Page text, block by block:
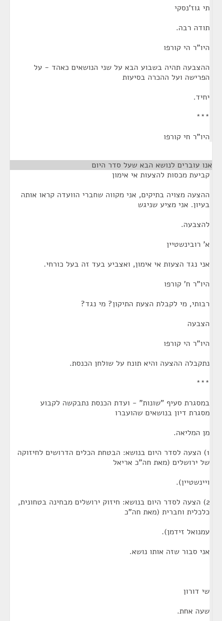
תי גוז'נסקי
תודה רבה.
היו"ר הי קורפו
ההצבעה תהיה בשבוע הבא על שני הנושאים כאהד - על
הפרישה ועל ההכרה בסיעות
יחיד.
***
היו"ר חי קורפו
אנו עוברים לנושא הבא שעל סדר היום
קביעת מכסות להצעות אי אימון
ההצעה מצויה בתיקים, אני מקווה שחברי הוועדה קראו אותה
בעיון. אני מציע שניגש
להצבעה.
א' רובינשטיין
אני נגד הצעות אי אימון, ואצביע בעד זה בעל כורחי.
היו"ר ח' קורפו
רבותי, מי לקבלת הצעת התיקון? מי נגד?
הצבעה
היו"ר הי קורפו
נתקבלה ההצעה והיא תונח על שולחן הכנסת.
***
במסגרת סעיף "שונות" - ועדת הכנסת נתבקשה לקבוע
מסגרת דיון בנושאים שהועברו
מן המליאה.
1) הצעה לסדר היום בנושא: הבטחת הכלים הדרושים לחיזוקה
של ירושלים (מאת חה"כ אריאל
ויינשטיין).
2) הצעה לסדר היום בנושא: חיזוק ירושלים מבחינה בטחונית,
כלכלית וחברית (מאת חה"כ
עמנואל זידמן).
אני סבור שזה אותו נושא.
שי דורון
שעה אחת.